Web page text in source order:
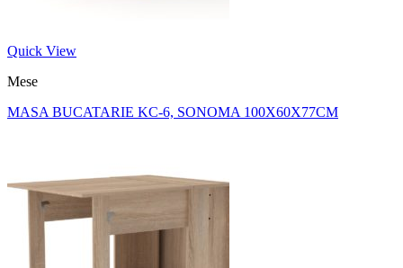
Quick View
Mese
MASA BUCATARIE KC-6, SONOMA 100X60X77CM